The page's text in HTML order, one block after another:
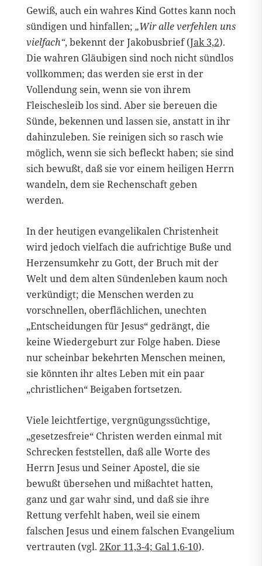
Gewiß, auch ein wahres Kind Gottes kann noch
sündigen und hinfallen; „Wir alle verfehlen uns
vielfach“, bekennt der Jakobusbrief (Jak 3,2).
Die wahren Gläubigen sind noch nicht sündlos
vollkommen; das werden sie erst in der
Vollendung sein, wenn sie von ihrem
Fleischesleib los sind. Aber sie bereuen die
Sünde, bekennen und lassen sie, anstatt in ihr
dahinzuleben. Sie reinigen sich so rasch wie
möglich, wenn sie sich befleckt haben; sie sind
sich bewußt, daß sie vor einem heiligen Herrn
wandeln, dem sie Rechenschaft geben
werden.
In der heutigen evangelikalen Christenheit
wird jedoch vielfach die aufrichtige Buße und
Herzensumkehr zu Gott, der Bruch mit der
Welt und dem alten Sündenleben kaum noch
verkündigt; die Menschen werden zu
vorschnellen, oberflächlichen, unechten
„Entscheidungen für Jesus“ gedrängt, die
keine Wiedergeburt zur Folge haben. Diese
nur scheinbar bekehrten Menschen meinen,
sie könnten ihr altes Leben mit ein paar
„christlichen“ Beigaben fortsetzen.
Viele leichtfertige, vergnügungssüchtige,
„gesetzesfreie“ Christen werden einmal mit
Schrecken feststellen, daß alle Worte des
Herrn Jesus und Seiner Apostel, die sie
bewußt übersehen und mißachtet hatten,
ganz und gar wahr sind, und daß sie ihre
Rettung verfehlt haben, weil sie einem
falschen Jesus und einem falschen Evangelium
vertrauten (vgl. 2Kor 11,3-4; Gal 1,6-10).